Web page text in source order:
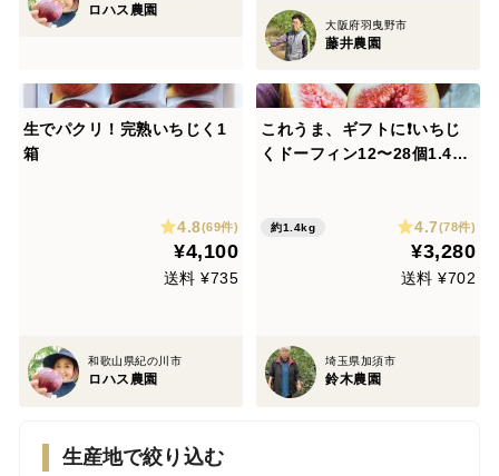
ロハス農園
大阪府羽曳野市
藤井農園
生でパクリ！完熟いちじく1
箱
4.8(69件)
¥4,100
送料 ¥735
和歌山県紀の川市
ロハス農園
これうま、ギフトに❗️いちじ
くドーフィン12〜28個1.4〜
約1.4kg 4.7(78件)
¥3,280
送料 ¥702
埼玉県加須市
鈴木農園
生産地で絞り込む